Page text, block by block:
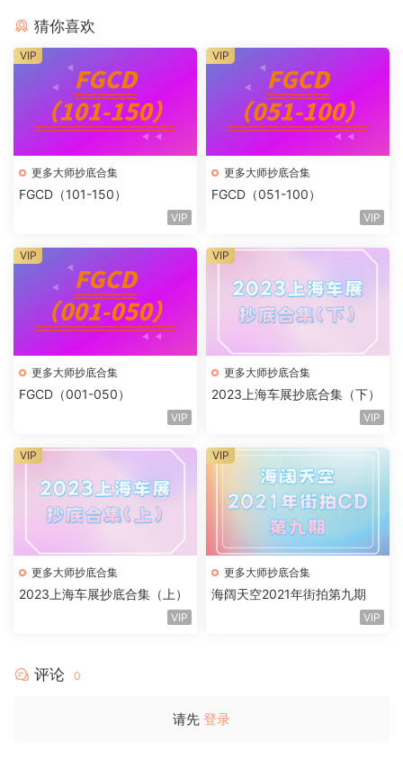
猜你喜欢
更多大师抄底合集
FGCD（101-150）
VIP
VIP
更多大师抄底合集
FGCD（051-100）
VIP
VIP
更多大师抄底合集
FGCD（001-050）
VIP
VIP
更多大师抄底合集
2023上海车展抄底合集（下）
VIP
VIP
更多大师抄底合集
2023上海车展抄底合集（上）
VIP
VIP
更多大师抄底合集
海阔天空2021年街拍第九期
VIP
VIP
评论 0
请先 登录